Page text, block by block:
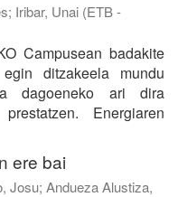
; Iribar, Unai (ETB -
Campusean badakite
ditzakeela mundu
dagoeneko ari dira
Energiaren
ere bai
Josu; Andueza Alustiza,